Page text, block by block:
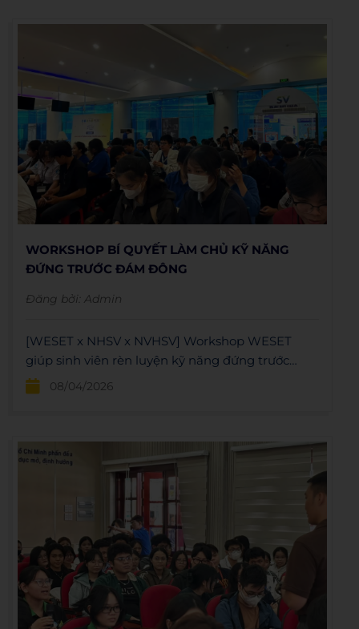
WORKSHOP BÍ QUYẾT LÀM CHỦ KỸ NĂNG
ĐỨNG TRƯỚC ĐÁM ĐÔNG
Đăng bởi: Admin
[WESET x NHSV x NVHSV] Workshop WESET
giúp sinh viên rèn luyện kỹ năng đứng trước
đám đông, kiểm soát tâm lý và ngôn ngữ cơ thể
chuyên nghiệp.
08/04/2026